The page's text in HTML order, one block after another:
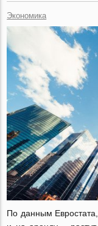
Экономика
По данным